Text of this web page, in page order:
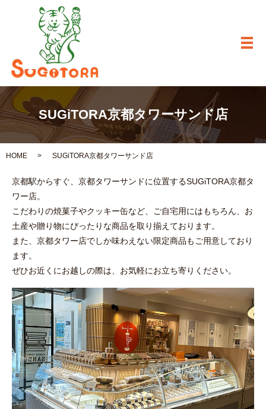
メ
SUGiTORA京都タワーサンド店
HOME SUGiTORA京都タワーサンド店
京都駅からすぐ、京都タワーサンドに位置するSUGiTORA京都タ
ワー店。
こだわりの焼菓子やクッキー缶など、ご自宅用にはもちろん、お
土産や贈り物にぴったりな商品を取り揃えております。
また、京都タワー店でしか味わえない限定商品もご用意しており
ます。
ぜひお近くにお越しの際は、お気軽にお立ち寄りください。